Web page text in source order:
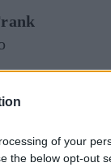
of your
the below opt-out
con la